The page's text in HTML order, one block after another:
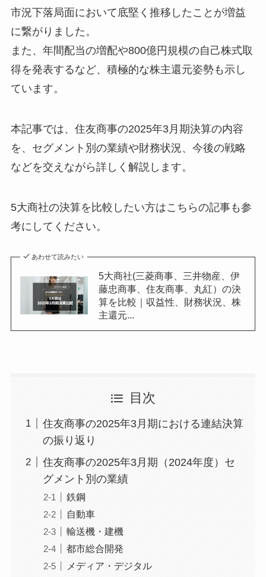
市況下落局面において底堅く推移したことが増益
に繋がりました。
また、年間配当の増配や800億円規模の自己株式取
得を発表するなど、積極的な株主還元姿勢も示し
ています。
本記事では、住友商事の2025年3月期決算の内容
を、セグメント別の業績や財務状況、今後の戦略
などを交えながら詳しく解説します。
5大商社の決算を比較したい方はこちらの記事も参
考にしてください。
あわせて読みたい
5大商社(三菱商事、三井物産、伊
藤忠商事、住友商事、丸紅）の決
算を比較｜収益性、財務状況、株
主還元...
目次
住友商事の2025年3月期における連結決算
の振り返り
住友商事の2025年3月期（2024年度）セ
グメント別の業績
鉄鋼
自動車
輸送機・建機
都市総合開発
メディア・デジタル